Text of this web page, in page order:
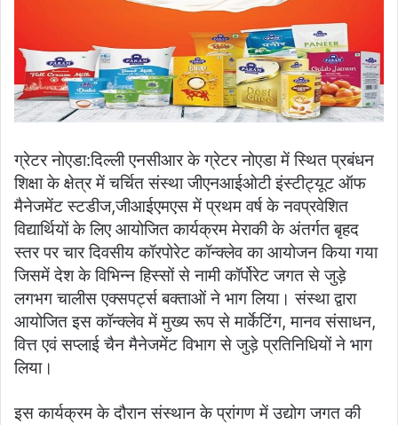
ग्रेटर नोएडा:दिल्ली एनसीआर के ग्रेटर नोएडा में स्थित प्रबंधन
शिक्षा के क्षेत्र में चर्चित संस्था जीएनआईओटी इंस्टीट्यूट ऑफ
मैनेजमेंट स्टडीज,जीआईएमएस में प्रथम वर्ष के नवप्रवेशित
विद्यार्थियों के लिए आयोजित कार्यक्रम मेराकी के अंतर्गत बृहद
स्तर पर चार दिवसीय कॉरपोरेट कॉन्क्लेव का आयोजन किया गया
जिसमें देश के विभिन्न हिस्सों से नामी कॉर्पोरेट जगत से जुड़े
लगभग चालीस एक्सपर्ट्स बक्ताओं ने भाग लिया। संस्था द्वारा
आयोजित इस कॉन्क्लेव में मुख्य रूप से मार्केटिंग, मानव संसाधन,
वित्त एवं सप्लाई चैन मैनेजमेंट विभाग से जुड़े प्रतिनिधियों ने भाग
लिया।
इस कार्यक्रम के दौरान संस्थान के प्रांगण में उद्योग जगत की